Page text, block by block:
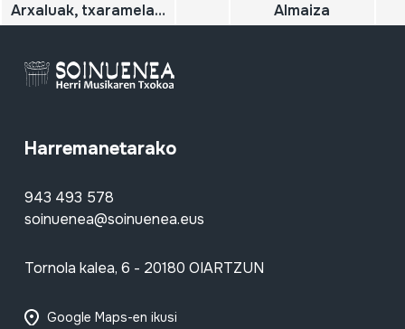
Arxaluak, txaramelak, tarrañuelak Almaiza
Harremanetarako
943 493 578
soinuenea@soinuenea.eus
Tornola kalea, 6 - 20180 OIARTZUN
Google Maps-en ikusi